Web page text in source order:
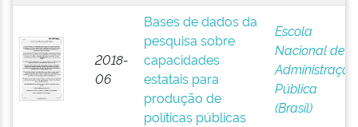
2018-
06
Bases de dados da
pesquisa sobre
capacidades
estatais para
produção de
políticas públicas
Escola
Nacional de
Administração
Pública
(Brasil)